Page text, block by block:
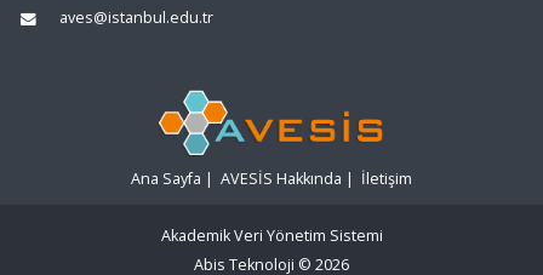
aves@istanbul.edu.tr
Ana Sayfa | AVESİS Hakkında | İletişim
Akademik Veri Yönetim Sistemi
Abis Teknoloji © 2026